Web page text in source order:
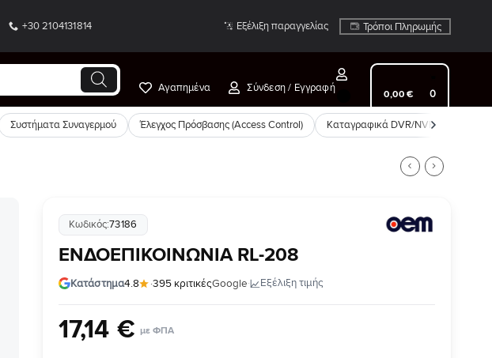
+30 2104131814 Εξέλιξη παραγγελίας Τρόποι Πληρωμής
Αγαπημένα Σύνδεση / Εγγραφή
0,00 € 0
Συστήματα Συναγερμού Έλεγχος Πρόσβασης (Access Control) Καταγραφικά DVR/NVR
Κωδικός:73186
ΕΝΔΟΕΠΙΚΟΙΝΩΝΙΑ RL-208
Κατάστημα4.8 ·395 κριτικέςGoogle· Εξέλιξη τιμής
17,14 €